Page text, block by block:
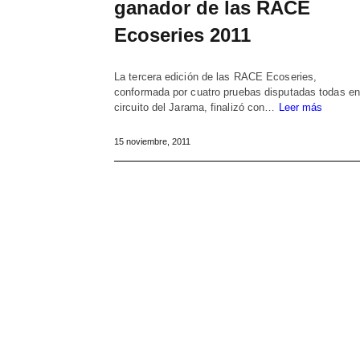
ganador de las RACE
Ecoseries 2011
La tercera edición de las RACE Ecoseries,
conformada por cuatro pruebas disputadas todas
circuito del Jarama, finalizó con… Leer más
15 noviembre, 2011